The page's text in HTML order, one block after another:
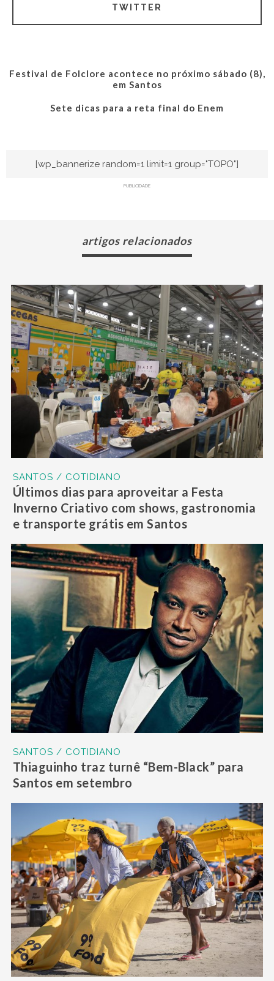
TWITTER
Festival de Folclore acontece no próximo sábado (8),
em Santos
Sete dicas para a reta final do Enem
[wp_bannerize random=1 limit=1 group="TOPO"]
PUBLICIDADE
artigos relacionados
SANTOS / COTIDIANO
Últimos dias para aproveitar a Festa
Inverno Criativo com shows, gastronomia
e transporte grátis em Santos
SANTOS / COTIDIANO
Thiaguinho traz turnê “Bem-Black” para
Santos em setembro